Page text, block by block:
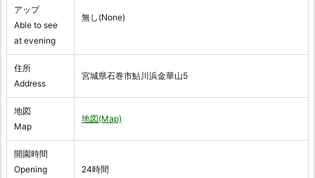
アップ
Able to see
at evening
無し(None)
住所
Address
宮城県石巻市鮎川浜金華山5
地図
Map
地図(Map)
開園時間
Opening
24時間